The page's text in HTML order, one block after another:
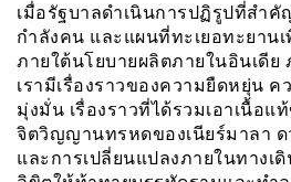
เมื่อรัฐบาลดำเนินการปฏิรูปที่สำคั
กำลังคน และแผนที่ทะเยอทะยาน
ภายใต้นโยบายผลิตภายในอินเดีย
เรามีเรื่องราวของความยืดหยุ่น
มุ่งมั่น เรื่องราวที่ได้รวมเอาเนื้อแ
จิตวิญญานทรหดของเนียร์มาลา ด
และการเปลี่ยนแปลงภายในทางเ